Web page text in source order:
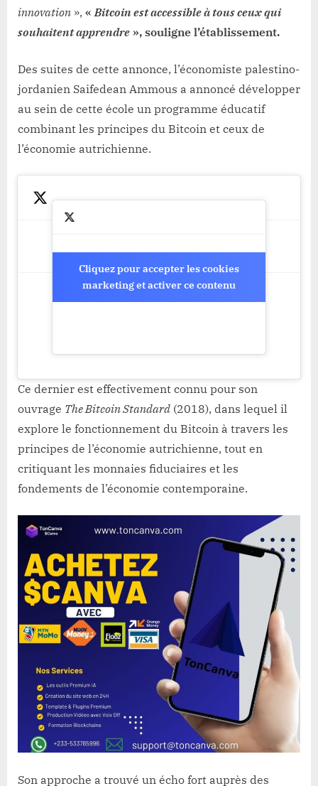
innovation », «Bitcoin est accessible à tous ceux qui
souhaitent apprendre », souligne l’établissement.
Des suites de cette annonce, l’économiste palestino-
jordanien Saifedean Ammous a annoncé développer
au sein de cette école un programme éducatif
combinant les principes du Bitcoin et ceux de
l’économie autrichienne.
Cliquez pour accepter les cookies
marketing et activer ce contenu
Cliquez pour accepter les cookies
marketing et activer ce contenu
Ce dernier est effectivement connu pour son
ouvrage The Bitcoin Standard (2018), dans lequel il
explore le fonctionnement du Bitcoin à travers les
principes de l’économie autrichienne, tout en
critiquant les monnaies fiduciaires et les
fondements de l’économie contemporaine.
Son approche a trouvé un écho fort auprès des